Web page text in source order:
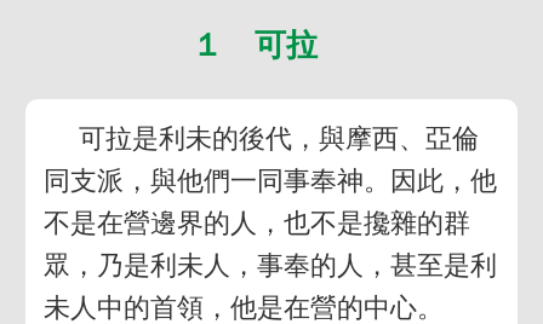
１ 可拉
可拉是利未的後代，與摩西、亞倫
同支派，與他們一同事奉神。因此，他
不是在營邊界的人，也不是攙雜的群
眾，乃是利未人，事奉的人，甚至是利
未人中的首領，他是在營的中心。